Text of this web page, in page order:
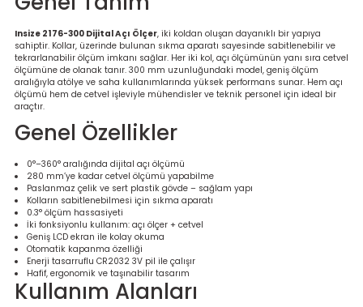
Cihazı
Ölçerler
Insize 2176-300 Dijital Açı Ölçer, iki koldan oluşan dayanıklı bir yapıya
sahiptir. Kollar, üzerinde bulunan sıkma aparatı sayesinde sabitlenebilir ve
tekrarlanabilir ölçüm imkanı sağlar. Her iki kol, açı ölçümünün yanı sıra cetvel
ölçümüne de olanak tanır. 300 mm uzunluğundaki model, geniş ölçüm
aralığıyla atölye ve saha kullanımlarında yüksek performans sunar. Hem açı
ölçümü hem de cetvel işleviyle mühendisler ve teknik personel için ideal bir
araçtır.
Genel Özellikler
0°–360° aralığında dijital açı ölçümü
280 mm’ye kadar cetvel ölçümü yapabilme
Paslanmaz çelik ve sert plastik gövde – sağlam yapı
Kolların sabitlenebilmesi için sıkma aparatı
0.3° ölçüm hassasiyeti
İki fonksiyonlu kullanım: açı ölçer + cetvel
Geniş LCD ekran ile kolay okuma
Otomatik kapanma özelliği
Enerji tasarruflu CR2032 3V pil ile çalışır
Hafif, ergonomik ve taşınabilir tasarım
Kullanım Alanları